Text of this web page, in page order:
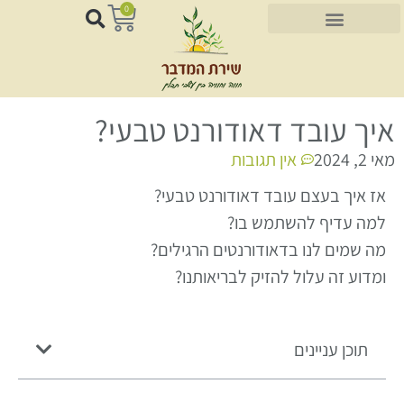
0
איך עובד דאודורנט טבעי?
מאי 2, 2024
אין תגובות
אז איך בעצם עובד דאודורנט טבעי?
למה עדיף להשתמש בו?
מה שמים לנו בדאודורנטים הרגילים?
ומדוע זה עלול להזיק לבריאותנו?
תוכן עניינים